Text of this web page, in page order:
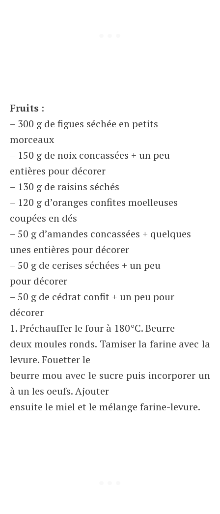
Fruits :
– 300 g de figues séchée en petits
morceaux
– 150 g de noix concassées + un peu
entières pour décorer
– 130 g de raisins séchés
– 120 g d’oranges confites moelleuses
coupées en dés
– 50 g d’amandes concassées + quelques
unes entières pour décorer
– 50 g de cerises séchées + un peu
pour décorer
– 50 g de cédrat confit + un peu pour
décorer
1. Préchauffer le four à 180°C. Beurre
deux moules ronds. Tamiser la farine avec la
levure. Fouetter le
beurre mou avec le sucre puis incorporer un
à un les oeufs. Ajouter
ensuite le miel et le mélange farine-levure.